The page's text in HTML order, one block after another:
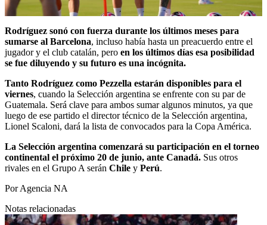
Rodríguez sonó con fuerza durante los últimos meses para
sumarse al Barcelona, incluso había hasta un preacuerdo entre el
jugador y el club catalán, pero en los últimos días esa posibilidad
se fue diluyendo y su futuro es una incógnita.
Tanto Rodríguez como Pezzella estarán disponibles para el
viernes, cuando la Selección argentina se enfrente con su par de
Guatemala. Será clave para ambos sumar algunos minutos, ya que
luego de ese partido el director técnico de la Selección argentina,
Lionel Scaloni, dará la lista de convocados para la Copa América.
La Selección argentina comenzará su participación en el torneo
continental el próximo 20 de junio, ante Canadá. Sus otros
rivales en el Grupo A serán Chile y Perú.
PorAgencia NA
Notas relacionadas